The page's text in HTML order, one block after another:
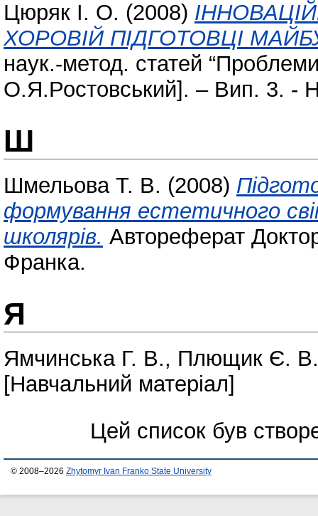
Цюряк І. О. (2008)
ХОРОВІЙ ПІДГОТОВЦІ
наук.-метод. статей
О.Я.Ростовський]. – Вип. 3. -
Ш
Шмельова Т. В. (2008)
формування естетичного
школярів. Автореферат
Франка.
Я
Ямчинська Г. В., Плющик Є. В.
[Навчальний матеріал]
Цей список був
© 2008–2026 Zhytomyr Ivan Franko State University